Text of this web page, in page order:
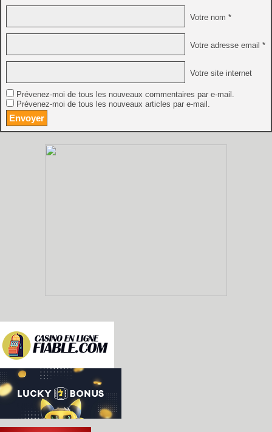
Votre nom *
Votre adresse email *
Votre site internet
Prévenez-moi de tous les nouveaux commentaires par e-mail.
Prévenez-moi de tous les nouveaux articles par e-mail.